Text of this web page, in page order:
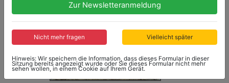
Zur Newsletteranmeldung
Nicht mehr fragen Vielleicht später
Hinweis: Wir speichern die Information, dass dieses Formular in dieser
Sitzung bereits angezeigt wurde oder Sie dieses Formular nicht mehr
sehen wollen, in einem Cookie auf Ihrem Gerät.